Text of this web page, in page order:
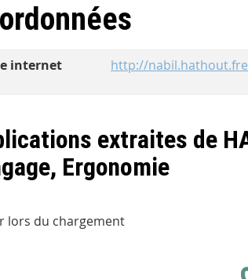
internet http://
extraites de
Ergonomie
lors du chargement